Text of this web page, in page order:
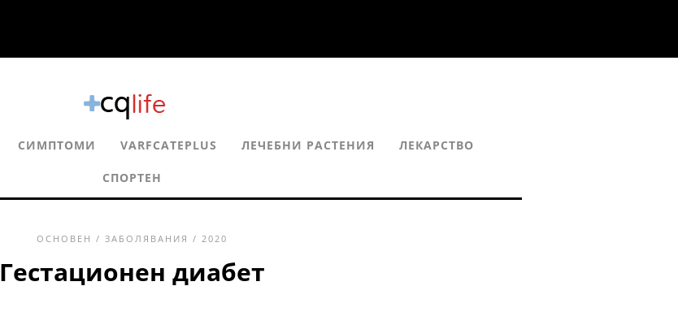
СИМПТОМИ VARFCATEPLUS ЛЕЧЕБНИ РАСТЕНИЯ ЛЕКАРСТВО
СПОРТЕН
ОСНОВЕН / ЗАБОЛЯВАНИЯ / 2020
Гестационен диабет